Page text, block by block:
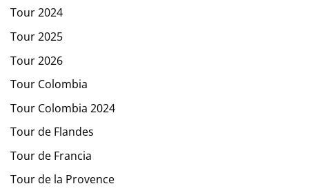
Tour 2024
Tour 2025
Tour 2026
Tour Colombia
Tour Colombia 2024
Tour de Flandes
Tour de Francia
Tour de la Provence